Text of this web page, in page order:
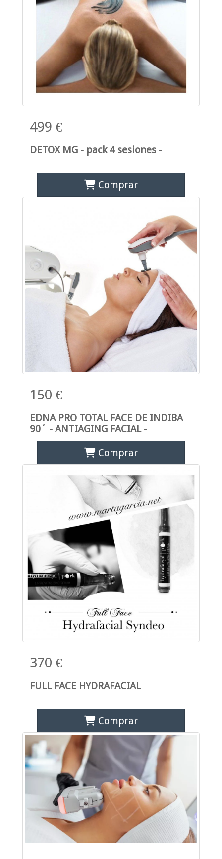
499 €
DETOX MG - pack 4 sesiones -
Comprar
150 €
EDNA PRO TOTAL FACE DE INDIBA
90´ - ANTIAGING FACIAL -
Comprar
370 €
FULL FACE HYDRAFACIAL
Comprar